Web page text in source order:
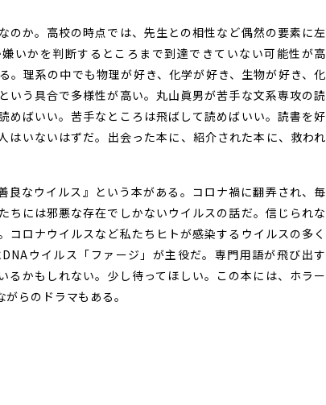
のか。高校の時点では、先生との相性など偶然の要素に左
いかを判断するところまで到達できていない可能性が高
。理系の中でも物理が好き、化学が好き、生物が好き、化
いう具合で多様性が高い。丸山眞男が苦手な文系専攻の読
めばいい。苦手なところは飛ばして読めばいい。読書を好
はいないはずだ。出会った本に、紹介された本に、救われ
良なウイルス』という本がある。コロナ禍に翻弄され、毎
ちには邪悪な存在でしかないウイルスの話だ。信じられな
コロナウイルスなど私たちヒトが感染するウイルスの多く
ウイルス「ファージ」が主役だ。専門用語が飛び出す
るかもしれない。少し待ってほしい。この本には、ホラー
らのドラマもある。